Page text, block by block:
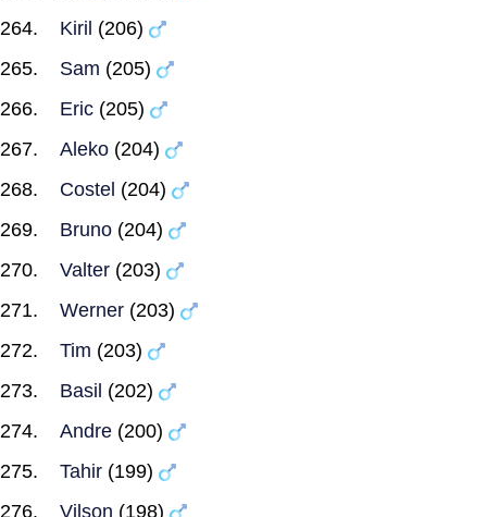
Kiril (206)
Sam (205)
Eric (205)
Aleko (204)
Costel (204)
Bruno (204)
Valter (203)
Werner (203)
Tim (203)
Basil (202)
Andre (200)
Tahir (199)
Vilson (198)